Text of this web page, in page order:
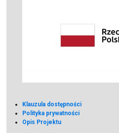
Klauzula dostępności
Polityka prywatności
Opis Projektu